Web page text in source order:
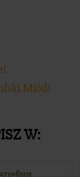
Miód!
W: